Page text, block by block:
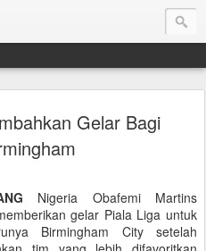
Gelar Bagi
Nigeria Obafemi Martins
gelar Piala Liga untuk
Birmingham City setelah